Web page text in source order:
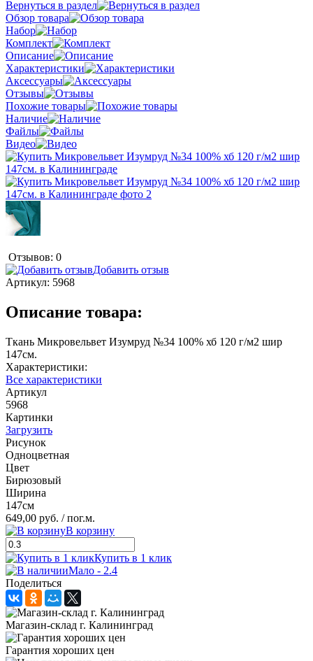
Вернуться в раздел
Обзор товара
Набор
Комплект
Описание
Характеристики
Аксессуары
Отзывы
Похожие товары
Наличие
Файлы
Видео
Отзывов: 0
Добавить отзыв
Артикул: 5968
Описание товара:
Ткань Микровельвет Изумруд №34 100% хб 120 г/м2 шир
147см.
Характеристики:
Все характеристики
Артикул
5968
Картинки
Загрузить
Рисунок
Одноцветная
Цвет
Бирюзовый
Ширина
147см
649,00 руб. / пог.м.
В корзину
Купить в 1 клик
Мало - 2.4
Поделиться
Магазин-склад г. Калининград
Гарантия хороших цен